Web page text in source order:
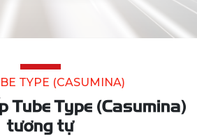
TYPE (CASUMINA)
Tube Type (Casumina)
tương tự